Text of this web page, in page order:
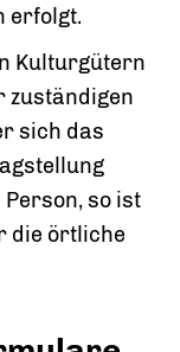
erfolgt.
Kulturgütern
zuständigen
sich das
so ist
die örtliche